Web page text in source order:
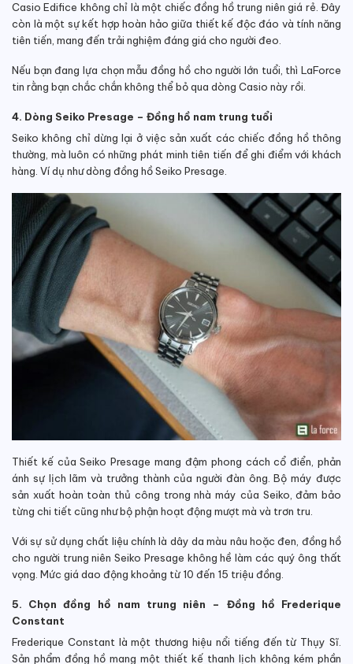
Casio Edifice không chỉ là một chiếc đồng hồ trung niên giá rẻ. Đây
còn là một sự kết hợp hoàn hảo giữa thiết kế độc đáo và tính năng
tiên tiến, mang đến trải nghiệm đáng giá cho người đeo.
Nếu bạn đang lựa chọn mẫu đồng hồ cho người lớn tuổi, thì LaForce
tin rằng bạn chắc chắn không thể bỏ qua dòng Casio này rồi.
4. Dòng Seiko Presage – Đồng hồ nam trung tuổi
Seiko không chỉ dừng lại ở việc sản xuất các chiếc đồng hồ thông
thường, mà luôn có những phát minh tiên tiến để ghi điểm với khách
hàng. Ví dụ như dòng đồng hồ Seiko Presage.
Thiết kế của Seiko Presage mang đậm phong cách cổ điển, phản
ánh sự lịch lãm và trưởng thành của người đàn ông. Bộ máy được
sản xuất hoàn toàn thủ công trong nhà máy của Seiko, đảm bảo
từng chi tiết cũng như bộ phận hoạt động mượt mà và trơn tru.
Với sự sử dụng chất liệu chính là dây da màu nâu hoặc đen, đồng hồ
cho người trung niên Seiko Presage không hề làm các quý ông thất
vọng. Mức giá dao động khoảng từ 10 đến 15 triệu đồng.
5. Chọn đồng hồ nam trung niên – Đồng hồ Frederique
Constant
Frederique Constant là một thương hiệu nổi tiếng đến từ Thụy Sĩ.
Sản phẩm đồng hồ mang một thiết kế thanh lịch không kém phần